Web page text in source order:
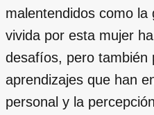
malentendidos como
vivida por esta mujer
desafíos, pero también
aprendizajes que han
personal y la